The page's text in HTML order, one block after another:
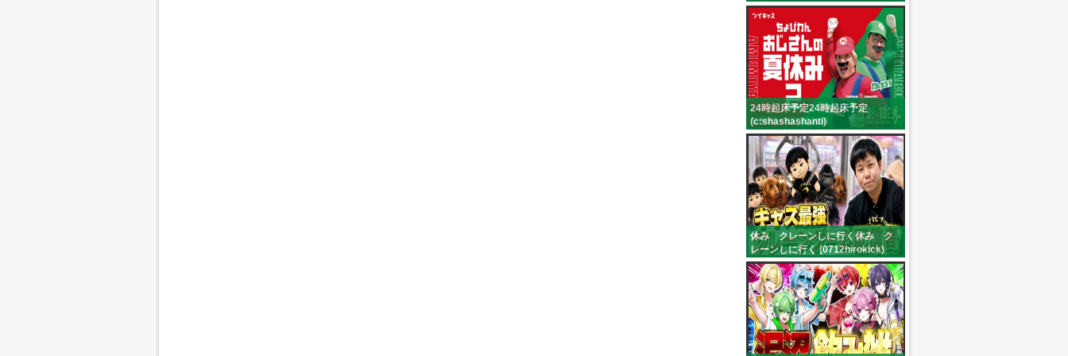
24時起床予定24時起床予定
(c:shashashanti)
休み クレーンしに行く休み ク
レーンしに行く (0712hirokick)